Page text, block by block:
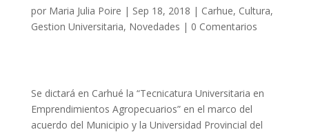
por Maria Julia Poire | Sep 18, 2018 | Carhue, Cultura,
Gestion Universitaria, Novedades | 0 Comentarios
Se dictará en Carhué la “Tecnicatura Universitaria en
Emprendimientos Agropecuarios” en el marco del
acuerdo del Municipio y la Universidad Provincial del